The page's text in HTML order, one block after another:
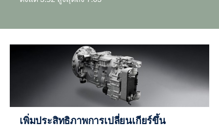
สมรรถนะการขับขี่
สมรรถนะการขับขี่ที่ดียิ่งขึ้นสามารถทำได้ด้วยอัตรา
ทดเฟืองเกียร์ที่กว้างขึ้น รวมไปถึงเกียร์ทดพิเศษและ
ระบบโอเวอร์ไดรฟ์ซึ่งสอดคล้องกับปรัชญาเครื่องยนต์
รอบต่ำของ Scania
เพิ่มประสิทธิภาพการเปลี่ยนเกียร์ขึ้น